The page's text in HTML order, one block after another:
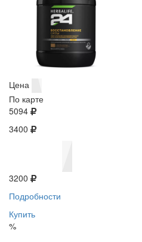
Цена
По карте
5094
3400
3200
Подробности
Купить
%